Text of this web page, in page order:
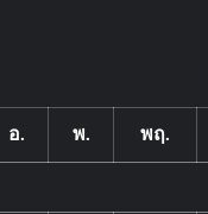
อ. พ. พฤ.